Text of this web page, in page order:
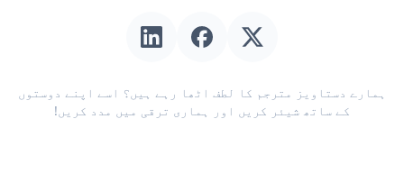
ہمارے دستاویز مترجم کا لطف اٹھا رہے ہیں؟ اسے اپنے دوستوں
کے ساتھ شیئر کریں اور ہماری ترقی میں مدد کریں!